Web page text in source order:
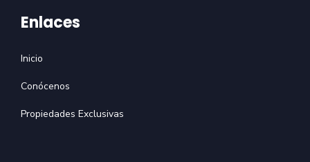
Enlaces
Inicio
Conócenos
Propiedades Exclusivas